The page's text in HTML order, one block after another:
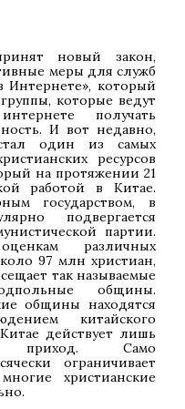
новый закон,
меры для служб
который
которые ведут
получать
И вот недавно,
один из самых
ресурсов
на протяжении 21
работой в Китае.
государством, в
подвергается
партии.
различных
97 млн христиан,
так называемые
общины.
общины находятся
китайского
действует лишь
приход. Само
ограничивает
христианские